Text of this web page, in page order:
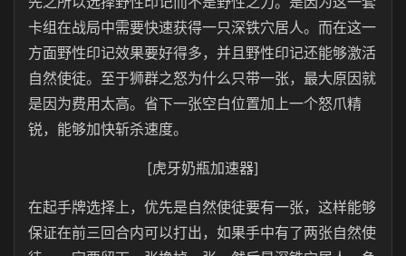
卡组在战局中需要快速获得一只深铁穴居人。而在这一
方面野性印记效果要好得多，并且野性印记还能够激活
自然使徒。至于狮群之怒为什么只带一张，最大原因就
是因为费用太高。省下一张空白位置加上一个怒爪精
锐，能够加快斩杀速度。
[虎牙奶瓶加速器]
在起手牌选择上，优先是自然使徒要有一张，这样能够
保证在前三回合内可以打出，如果手中有了两张自然使